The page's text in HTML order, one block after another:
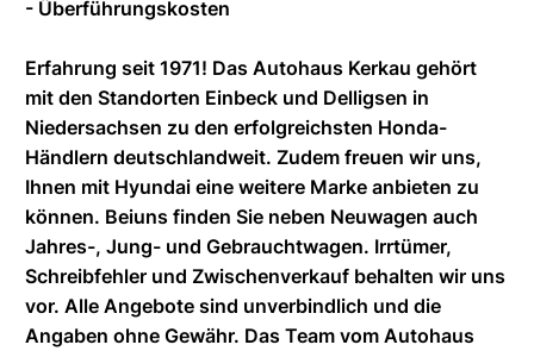
- Überführungskosten
Erfahrung seit 1971! Das Autohaus Kerkau gehört
mit den Standorten Einbeck und Delligsen in
Niedersachsen zu den erfolgreichsten Honda-
Händlern deutschlandweit. Zudem freuen wir uns,
Ihnen mit Hyundai eine weitere Marke anbieten zu
können. Beiuns finden Sie neben Neuwagen auch
Jahres-, Jung- und Gebrauchtwagen. Irrtümer,
Schreibfehler und Zwischenverkauf behalten wir uns
vor. Alle Angebote sind unverbindlich und die
Angaben ohne Gewähr. Das Team vom Autohaus